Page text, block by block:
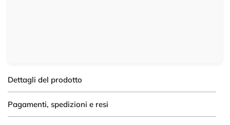
Dettagli del prodotto
Pagamenti, spedizioni e resi